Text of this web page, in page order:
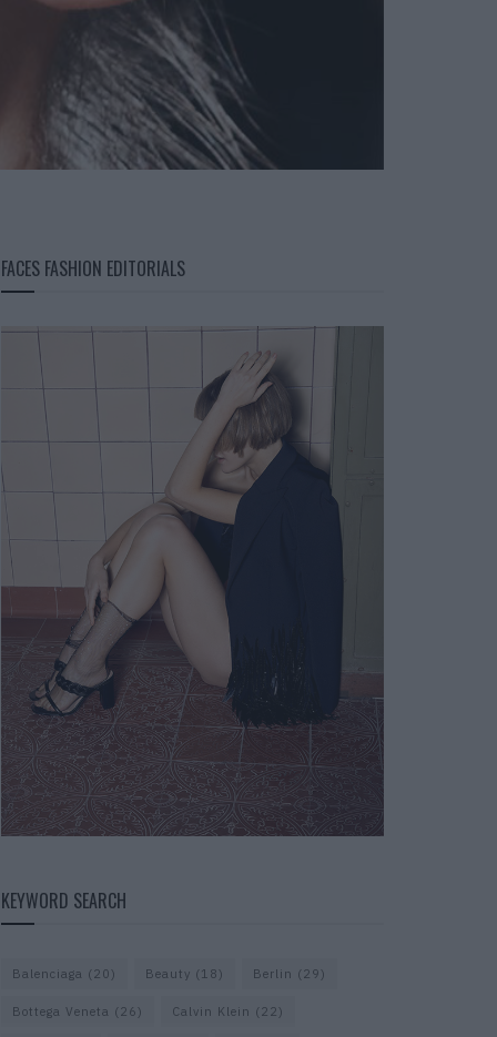
FACES FASHION EDITORIALS
KEYWORD SEARCH
Balenciaga (20) Beauty (18) Berlin (29)
Bottega Veneta (26) Calvin Klein (22)